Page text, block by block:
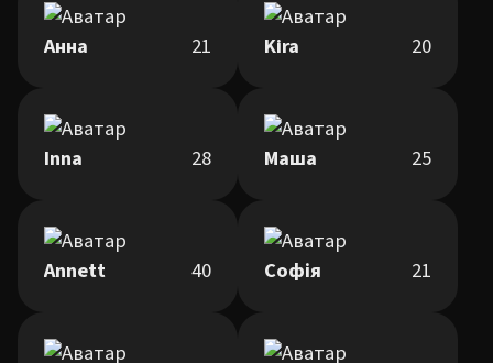
Анна 21 Kira 20
Inna 28 Маша 25
Annett 40 Софія 21